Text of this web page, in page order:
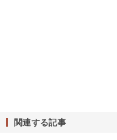
関連する記事